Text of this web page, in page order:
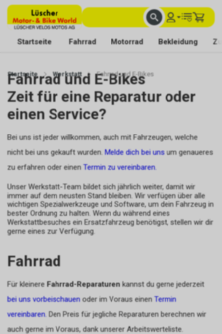
Startseite Fahrrad Motorrad Bekleidung
Startseite Werkstatt Fahrrad und E-Bikes
Fahrrad und E-Bikes
Zeit für eine Reparatur oder
einen Service?
Bei uns ist jeder willkommen, auch mit Fahrzeugen, welche
nicht bei uns gekauft wurden. Melde dich bei unsum genaueres
zu erfahren oder einen Termin zu vereinbaren.
Unser Werkstatt-Team bildet sich jährlich weiter, damit wir
immer auf dem neusten Stand bleiben. Wir verfügen über alle
wichtigen Spezialwerkzeuge und Software, um dein Fahrzeug in
bester Ordnung zu halten. Wenn du während eines
Werkstattbesuches ein Ersatzfahrzeug benötigst, stellen wir dir
gerne eines zur Verfügung.
Fahrrad
Für kleinere Fahrrad-Reparaturen kannst du gerne jederzeit
bei uns vorbeischauen oder im Voraus einen Termin
vereinbaren. Den Preis für jegliche Reparaturen berechnen wir
auch gerne im Voraus, dank unserer Arbeitswerteliste.